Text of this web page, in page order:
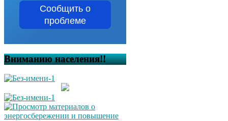
Сообщить о
проблеме
Вниманию населения!!